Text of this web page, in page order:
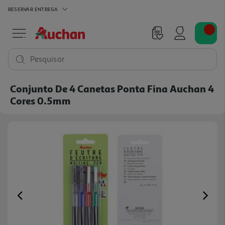
RESERVAR ENTREGA
Pesquisar
Conjunto De 4 Canetas Ponta Fina Auchan 4
Cores 0.5mm
Previous